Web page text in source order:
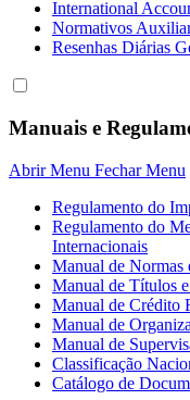
International
Normativos
Resenhas Diárias
Manuais e
Abrir Menu Fechar Menu
Regulamento do
Regulamento do
Internacionais
Manual de Normas
Manual de Títulos
Manual de Crédito
Manual de
Manual de
Classificação
Catálogo de